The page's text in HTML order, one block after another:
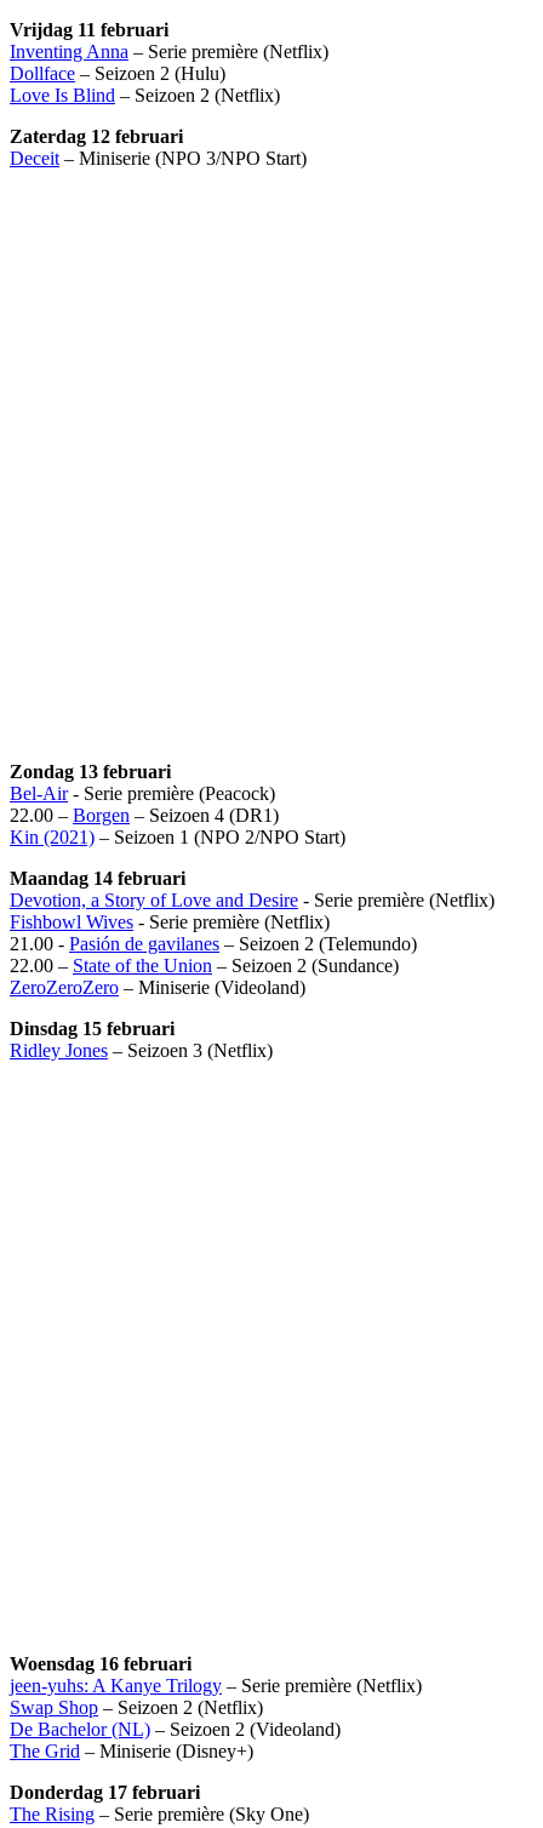
Vrijdag 11 februari
Inventing Anna – Serie première (Netflix)
Dollface – Seizoen 2 (Hulu)
Love Is Blind – Seizoen 2 (Netflix)
Zaterdag 12 februari
Deceit – Miniserie (NPO 3/NPO Start)
Zondag 13 februari
Bel-Air- Serie première (Peacock)
22.00 – Borgen – Seizoen 4 (DR1)
Kin (2021) – Seizoen 1 (NPO 2/NPO Start)
Maandag 14 februari
Devotion, a Story of Love and Desire - Serie première (Netflix)
Fishbowl Wives - Serie première (Netflix)
21.00 - Pasión de gavilanes – Seizoen 2 (Telemundo)
22.00 – State of the Union – Seizoen 2 (Sundance)
ZeroZeroZero – Miniserie (Videoland)
Dinsdag 15 februari
Ridley Jones – Seizoen 3 (Netflix)
Woensdag 16 februari
jeen-yuhs: A Kanye Trilogy – Serie première (Netflix)
Swap Shop – Seizoen 2 (Netflix)
De Bachelor (NL) – Seizoen 2 (Videoland)
The Grid – Miniserie (Disney+)
Donderdag 17 februari
The Rising – Serie première (Sky One)